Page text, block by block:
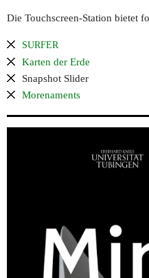
Die Touchscreen-Station bietet
SURFER
Karten der Erde
Snapshot Slider
Morenaments